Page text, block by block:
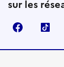
sur les
Facebook